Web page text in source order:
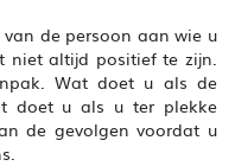
de persoon aan wie u
niet altijd positief te zijn.
Wat doet u als de
doet u als u ter plekke
de gevolgen voordat u